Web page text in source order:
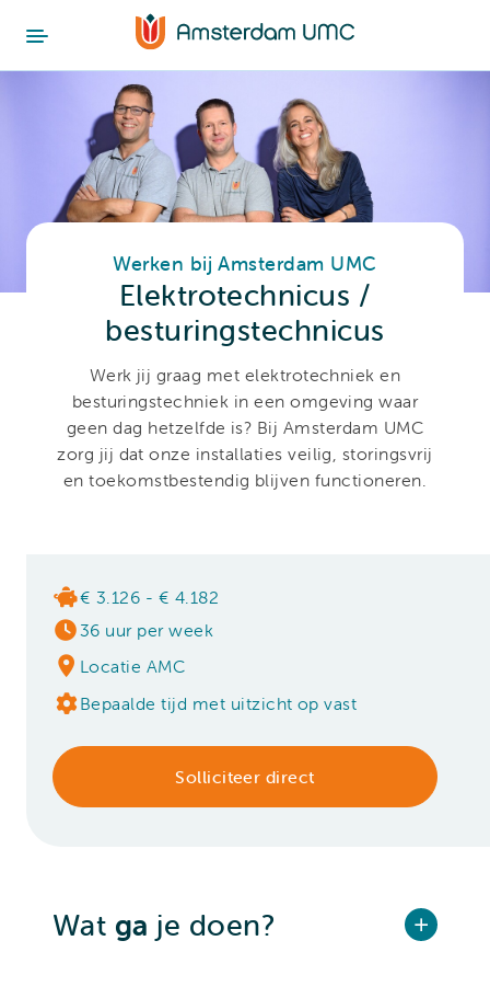
Werken bij Amsterdam UMC
Elektrotechnicus /
besturingstechnicus
Werk jij graag met elektrotechniek en
besturingstechniek in een omgeving waar
geen dag hetzelfde is? Bij Amsterdam UMC
zorg jij dat onze installaties veilig, storingsvrij
en toekomstbestendig blijven functioneren.
€ 3.126 - € 4.182
36 uur per week
Locatie AMC
Bepaalde tijd met uitzicht op vast
Solliciteer direct
Wat ga je doen?